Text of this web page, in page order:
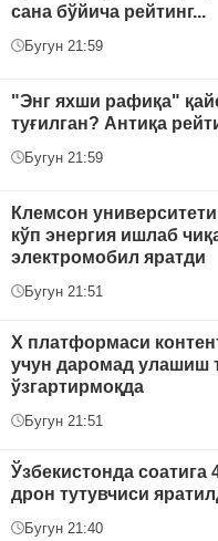
сана бўйича рейтинг...
Бугун 21:59
"Энг яхши рафиқа"
туғилган? Антиқа
Бугун 21:59
Клемсон
кўп энергия ишлаб
электромобил яратди
Бугун 21:51
Х платформаси
учун даромад улашиш
ўзгартирмоқда
Бугун 21:51
Ўзбекистонда соатига
дрон тутувчиси
Бугун 21:40